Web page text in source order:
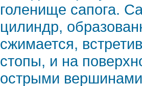
голенище сапога.
цилиндр,
сжимается,
стопы, и на
острыми